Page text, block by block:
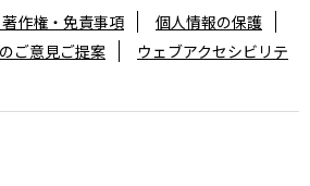
作権・免責事項
個人情報の保護
ご意見ご提案
ウェブアクセシビリテ